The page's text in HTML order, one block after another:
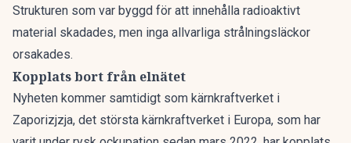
Strukturen som var byggd för att innehålla radioaktivt
material skadades, men inga allvarliga strålningsläckor
orsakades.
Kopplats bort från elnätet
Nyheten kommer samtidigt som kärnkraftverket i
Zaporizjzja, det största kärnkraftverket i Europa, som har